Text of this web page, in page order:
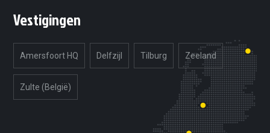
Vestigingen
Amersfoort HQ Delfzijl Tilburg Zeeland
Zulte (België)